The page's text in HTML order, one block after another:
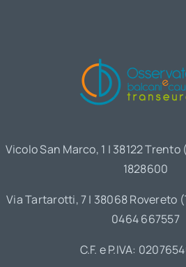
Vicolo San Marco, 1 | 38122 Trento
1828600
Via Tartarotti, 7 | 38068 Rovereto
0464 667557
C.F. e P.IVA: